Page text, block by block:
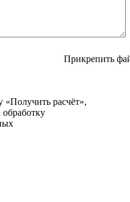
Прикрепить
расчёт»,
обработку